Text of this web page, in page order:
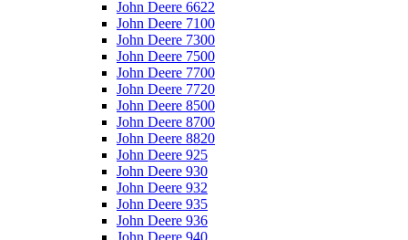
John Deere 6622
John Deere 7100
John Deere 7300
John Deere 7500
John Deere 7700
John Deere 7720
John Deere 8500
John Deere 8700
John Deere 8820
John Deere 925
John Deere 930
John Deere 932
John Deere 935
John Deere 936
John Deere 940